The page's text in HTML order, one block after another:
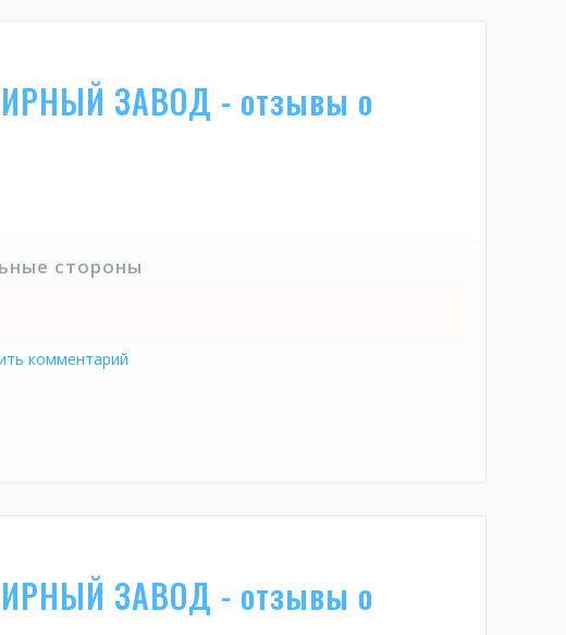
ЗАВОД - отзывы о
стороны
комментарий
ЗАВОД - отзывы о